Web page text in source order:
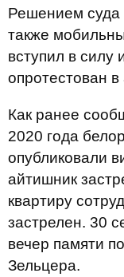
Решением суда
также
вступил в
опротестован
Как ранее
2020 года
опубликовали
айтишник
квартиру
застрелен. 30
вечер памяти
Зельцера.